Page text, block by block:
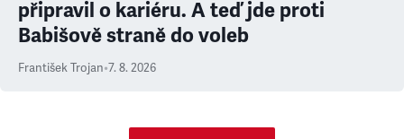
připravil o kariéru. A teď jde proti
Babišově straně do voleb
František Trojan•7. 8. 2026